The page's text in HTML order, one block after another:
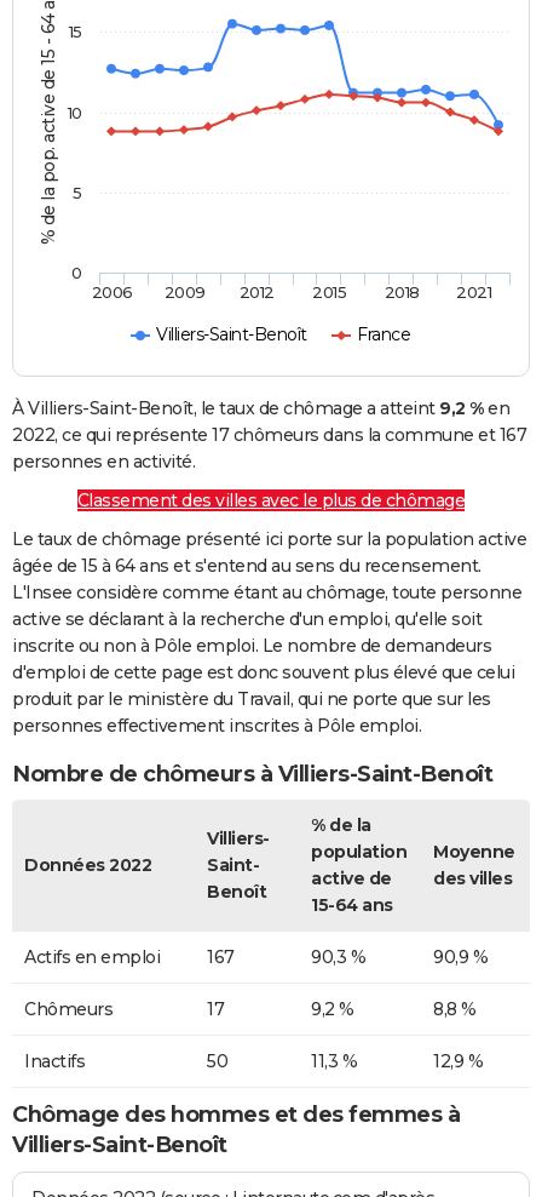
% de la pop. active de 15 - 64 ans
Villiers-Saint-Benoît France
2006 2009 2012 2015 2018 2021
0
5
10
15
À Villiers-Saint-Benoît, le taux de chômage a atteint 9,2 %en
2022, ce qui représente 17 chômeurs dans la commune et 167
personnes en activité.
Classement des villes avec le plus de chômage
Le taux de chômage présenté ici porte sur la population active
âgée de 15 à 64 ans et s'entend au sens du recensement.
L'Insee considère comme étant au chômage, toute personne
active se déclarant à la recherche d'un emploi, qu'elle soit
inscrite ou non à Pôle emploi. Le nombre de demandeurs
d'emploi de cette page est donc souvent plus élevé que celui
produit par le ministère du Travail, qui ne porte que sur les
personnes effectivement inscrites à Pôle emploi.
Nombre de chômeurs à Villiers-Saint-Benoît
Données 2022
Villiers-
Saint-
Benoît
% de la
population
active de
15-64 ans
Moyenne
des villes
Actifs en emploi 167 90,3 % 90,9 %
Chômeurs 17 9,2 % 8,8 %
Inactifs 50 11,3 % 12,9 %
Chômage des hommes et des femmes à
Villiers-Saint-Benoît